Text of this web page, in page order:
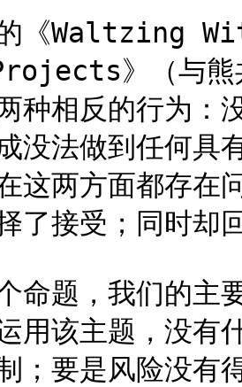
的《Waltzing
》（与熊
种相反的行为：
没法做到任何具
这两方面都存在
了接受；同时却
命题，我们的主
用该主题，没有
；要是风险没有